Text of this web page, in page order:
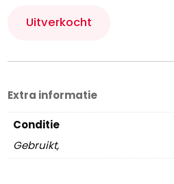
Uitverkocht
Extra informatie
Conditie
Gebruikt,